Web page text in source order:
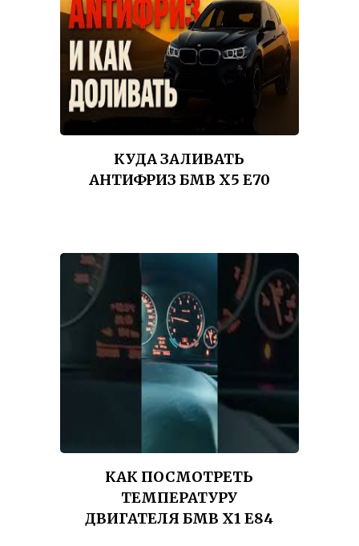
КУДА ЗАЛИВАТЬ
АНТИФРИЗ БМВ Х5 Е70
КАК ПОСМОТРЕТЬ
ТЕМПЕРАТУРУ
ДВИГАТЕЛЯ БМВ Х1 Е84